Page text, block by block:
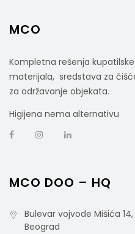
MCO
Kompletna rešenja
materijala, sredstava za
za održavanje objekata.
Higijena nema alternativu
MCO DOO – HQ
Bulevar vojvode Mišića 14,
Beograd